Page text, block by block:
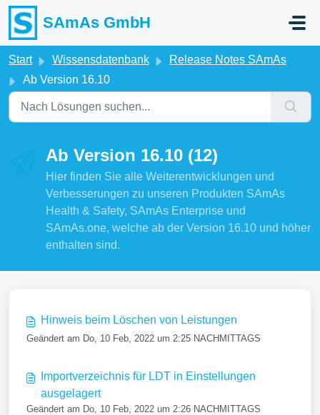
Zum hauptsächlichen Inhalt gehen
SAmAs GmbH
Start Wissensdatenbank
Release Notes SAmAs
Ab Version 16.10
Ab Version 16.10 (12)
Hier finden Sie alle Weiterentwicklungen und
Verbesserungen zu unseren Produkten SAmAs
Health & Safety, SAmAs Enterprise und
SAmAs.one, welche ab der Version 16.10 und höher
enthalten sind.
Hinweis beim Löschen von Leistungen
Geändert am Do, 10 Feb, 2022 um 2:25 NACHMITTAGS
Importverzeichnis für LDT in Einstellungen
ausgelagert
Geändert am Do, 10 Feb, 2022 um 2:26 NACHMITTAGS